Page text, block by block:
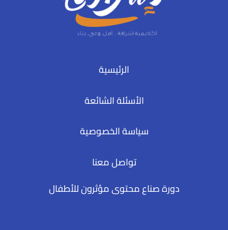
الرئيسية
الأسئلة الشائعة
سياسة الخصوصية
تواصل معنا
دورة صناع محتوى مؤثرون للأطفال